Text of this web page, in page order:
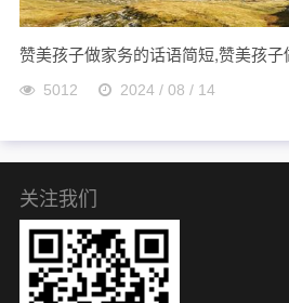
赞美孩子做家务的话语简短,赞美孩
5012 2024 / 08 / 14
关注我们